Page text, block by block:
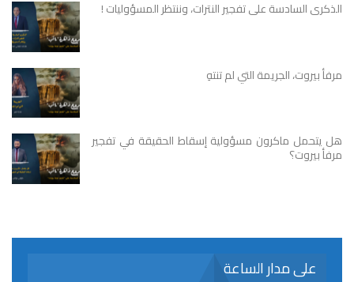
الذكرى السادسة على تفجير النترات، وننتظر المسؤوليات !
مرفأ بيروت، الجريمة التي لم تنتهِ
هل يتحمل ماكرون مسؤولية إسقاط الحقيقة في تفجير
مرفأ بيروت؟
على مدار الساعة